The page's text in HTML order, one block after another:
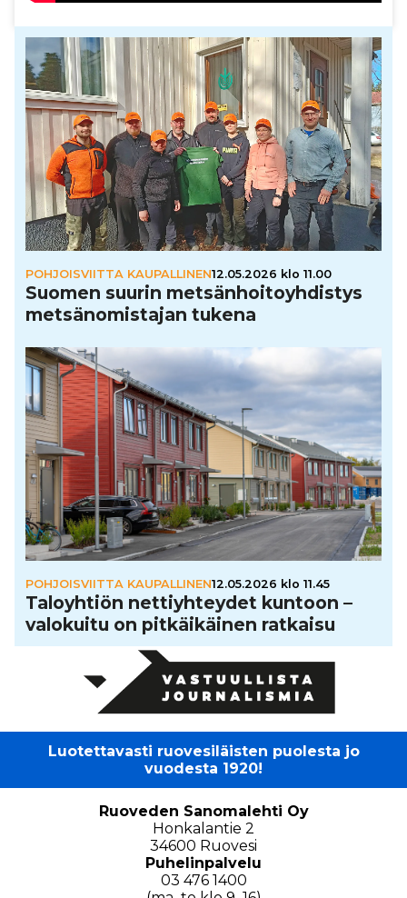
POHJOISVIITTA KAUPALLINEN12.05.2026 klo 11.00
Suomen suurin met­sän­hoi­to­yh­dis­tys
met­sä­no­mis­ta­jan tukena
POHJOISVIITTA KAUPALLINEN12.05.2026 klo 11.45
Talo­yh­tiön net­tiyh­tey­det kuntoon –
valokuitu on pit­käi­käi­nen ratkaisu
Luotettavasti ruovesiläisten puolesta jo
vuodesta 1920!
Ruoveden Sanomalehti Oy
Honkalantie 2
34600 Ruovesi
Puhelinpalvelu
03 476 1400